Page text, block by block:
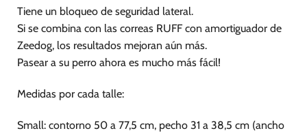
Tiene un bloqueo de seguridad lateral.
Si se combina con las correas RUFF con amortiguador de
Zeedog, los resultados mejoran aún más.
Pasear a su perro ahora es mucho más fácil!
Medidas por cada talle:
Small: contorno 50 a 77,5 cm, pecho 31 a 38,5 cm (ancho